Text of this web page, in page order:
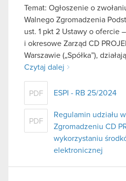
Temat: Ogłoszenie o
Walnego Zgromadzenia
ust. 1 pkt 2 Ustawy o ofercie
i okresowe Zarząd CD
Warszawie („Spółka”),
Czytaj dalej
PDF ESPI - RB 25/2024
PDF
Regulamin udziału
Zgromadzeniu CD
wykorzystaniu
elektronicznej